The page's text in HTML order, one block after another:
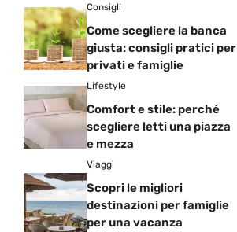
Consigli
Come scegliere la banca
giusta: consigli pratici per
privati e famiglie
Lifestyle
Comfort e stile: perché
scegliere letti una piazza
e mezza
Viaggi
Scopri le migliori
destinazioni per famiglie
per una vacanza